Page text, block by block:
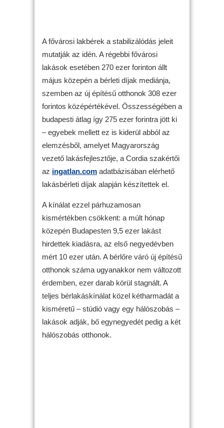
A fővárosi lakbérek a stabilizálódás jeleit
mutatják az idén. A régebbi fővárosi
lakások esetében 270 ezer forinton állt
május közepén a bérleti díjak mediánja,
szemben az új építésű otthonok 308 ezer
forintos középértékével. Összességében a
budapesti átlag így 275 ezer forintra jött ki
– egyebek mellett ez is kiderül abból az
elemzésből, amelyet Magyarország
vezető lakásfejlesztője, a Cordia szakértői
az ingatlan.com adatbázisában elérhető
lakásbérleti díjak alapján készítettek el.
A kínálat ezzel párhuzamosan
kismértékben csökkent: a múlt hónap
közepén Budapesten 9,5 ezer lakást
hirdettek kiadásra, az első negyedévben
mért 10 ezer után. A bérlőre váró új építésű
otthonok száma ugyanakkor nem változott
érdemben, ezer darab körül stagnált. A
teljes bérlakáskínálat közel kétharmadát a
kisméretű – stúdió vagy egy hálószobás –
lakások adják, bő egynegyedét pedig a két
hálószobás otthonok.